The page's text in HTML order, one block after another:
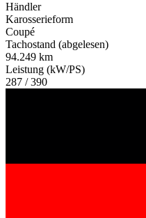
Händler
Karosserieform
Coupé
Tachostand (abgelesen)
94.249 km
Leistung (kW/PS)
287 / 390